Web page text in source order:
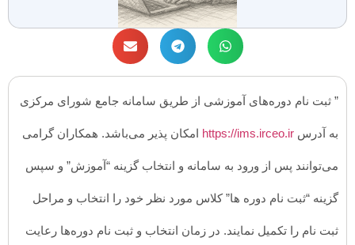
” ثبت نام دوره‌های آموزشی از طریق سامانه جامع شورای مرکزی
به آدرس https://ims.irceo.ir امکان پذیر می‌باشد. همکاران گرامی
می‌توانند پس از ورود به سامانه و انتخاب گزینه “آموزش” و سپس
گزینه “ثبت نام دوره ها” کلاس مورد نظر خود را انتخاب و مراحل
ثبت نام را تکمیل نمایند. در زمان انتخاب و ثبت نام دوره‌ها رعایت